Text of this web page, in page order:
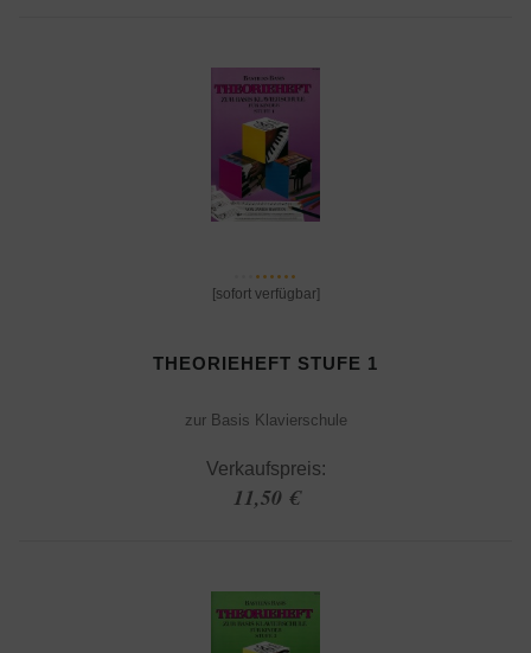
[sofort verfügbar]
THEORIEHEFT STUFE 1
zur Basis Klavierschule
Verkaufspreis:
11,50 €